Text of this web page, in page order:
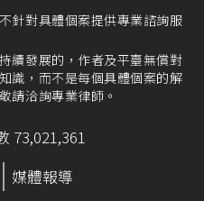
而是直接以被保險人作為
，被保險人應具有保險
通說，而保險利益即指被
生而受有損害，故財產保
險人之損害，有損害始
補之人不得因而得利。是
謂受益人存在，被保險人
，不可分離。換言之，財
之人應僅為『被保險
針對具體個案提供專業諮詢服
續發展的，作者及平臺無償對
識，而不是每個具體個案的解
請洽詢專業律師。
73,021,361
媒體報導